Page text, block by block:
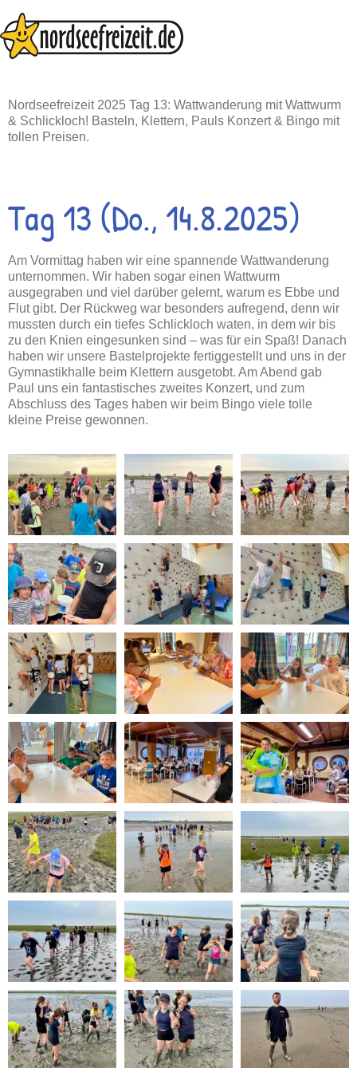
Inhalt
springen
Nordseefreizeit 2025 Tag 13: Wattwanderung mit Wattwurm
& Schlickloch! Basteln, Klettern, Pauls Konzert & Bingo mit
tollen Preisen.
Tag 13 (Do., 14.8.2025)
Am Vormittag haben wir eine spannende Wattwanderung
unternommen. Wir haben sogar einen Wattwurm
ausgegraben und viel darüber gelernt, warum es Ebbe und
Flut gibt. Der Rückweg war besonders aufregend, denn wir
mussten durch ein tiefes Schlickloch waten, in dem wir bis
zu den Knien eingesunken sind – was für ein Spaß! Danach
haben wir unsere Bastelprojekte fertiggestellt und uns in der
Gymnastikhalle beim Klettern ausgetobt. Am Abend gab
Paul uns ein fantastisches zweites Konzert, und zum
Abschluss des Tages haben wir beim Bingo viele tolle
kleine Preise gewonnen.